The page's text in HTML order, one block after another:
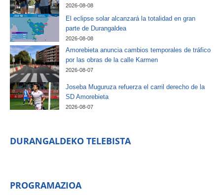
2026-08-08
El eclipse solar alcanzará la totalidad en gran
parte de Durangaldea
2026-08-08
Amorebieta anuncia cambios temporales de tráfico
por las obras de la calle Karmen
2026-08-07
Joseba Muguruza refuerza el carril derecho de la
SD Amorebieta
2026-08-07
DURANGALDEKO TELEBISTA
PROGRAMAZIOA